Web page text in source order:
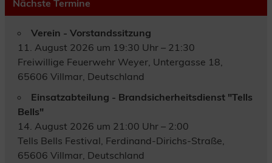
Nächste Termine
Verein - Vorstandssitzung
11. August 2026 um 19:30 Uhr – 21:30
Freiwillige Feuerwehr Weyer, Untergasse 18,
65606 Villmar, Deutschland
Einsatzabteilung - Brandsicherheitsdienst "Tells
Bells"
14. August 2026 um 21:00 Uhr – 2:00
Tells Bells Festival, Ferdinand-Dirichs-Straße,
65606 Villmar, Deutschland